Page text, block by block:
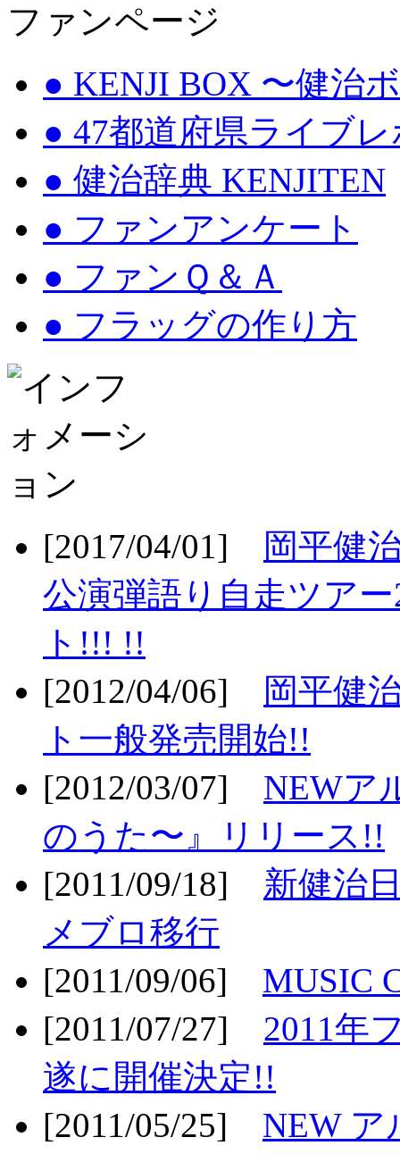
ファンページ
● KENJI BOX 〜健治
● 47都道府県ライブ
● 健治辞典 KENJITEN
● ファンアンケート
● ファンＱ＆Ａ
● フラッグの作り方
[2017/04/01]
岡平健
公演弾語り自走ツア
ト!!! !!
[2012/04/06]
岡平健
ト一般発売開始!!
[2012/03/07] NEWア
のうた〜』リリース!!
[2011/09/18] 新健治
メブロ移行
[2011/09/06] MUSIC
[2011/07/27] 2011年
遂に開催決定!!
[2011/05/25] NEW